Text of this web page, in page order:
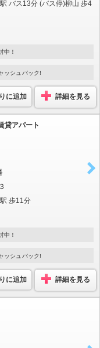
バス13分 (バス停)柳山 歩4
中！
ッシュバック!
に追加 詳細を見る
貸アパート
歩11分
中！
ッシュバック!
に追加 詳細を見る